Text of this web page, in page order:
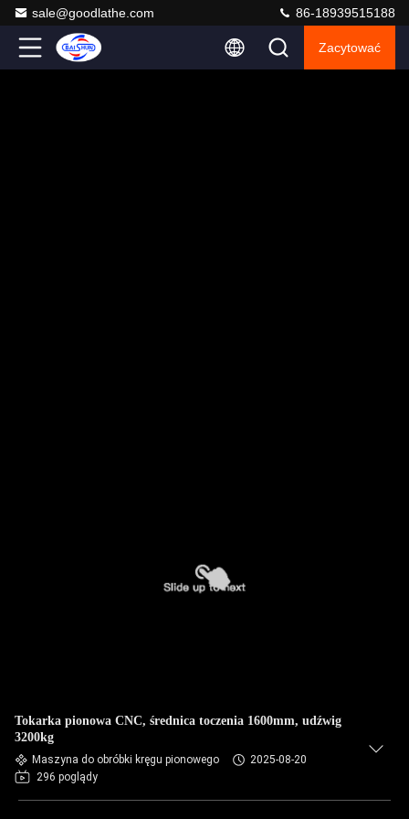
sale@goodlathe.com 86-18939515188
Zacytować
Tokarka pionowa CNC, średnica toczenia 1600mm, udźwig
3200kg
Maszyna do obróbki kręgu pionowego
2025-08-20
296 poglądy